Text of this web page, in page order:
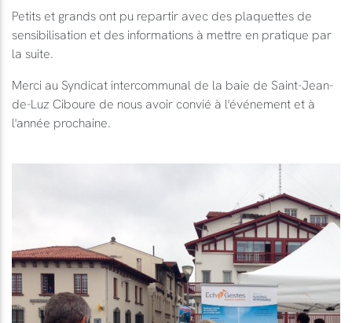
Petits et grands ont pu repartir avec des plaquettes de
sensibilisation et des informations à mettre en pratique par
la suite.
Merci au Syndicat intercommunal de la baie de Saint-Jean-
de-Luz Ciboure de nous avoir convié à l'événement et à
l'année prochaine.